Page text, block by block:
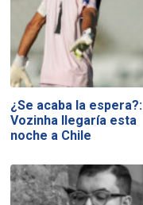
¿Se acaba la espera?:
Vozinha llegaría esta
noche a Chile